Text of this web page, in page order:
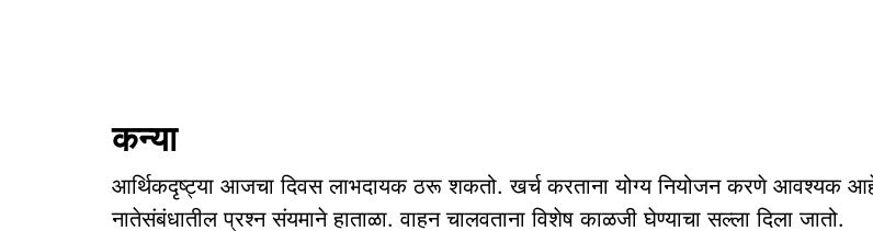
कन्या
आर्थिकदृष्ट्या आजचा दिवस लाभदायक ठरू शकतो. खर्च करताना योग्य नियोजन करणे आवश्यक
नातेसंबंधातील प्रश्न संयमाने हाताळा. वाहन चालवताना विशेष काळजी घेण्याचा सल्ला दिला जातो.